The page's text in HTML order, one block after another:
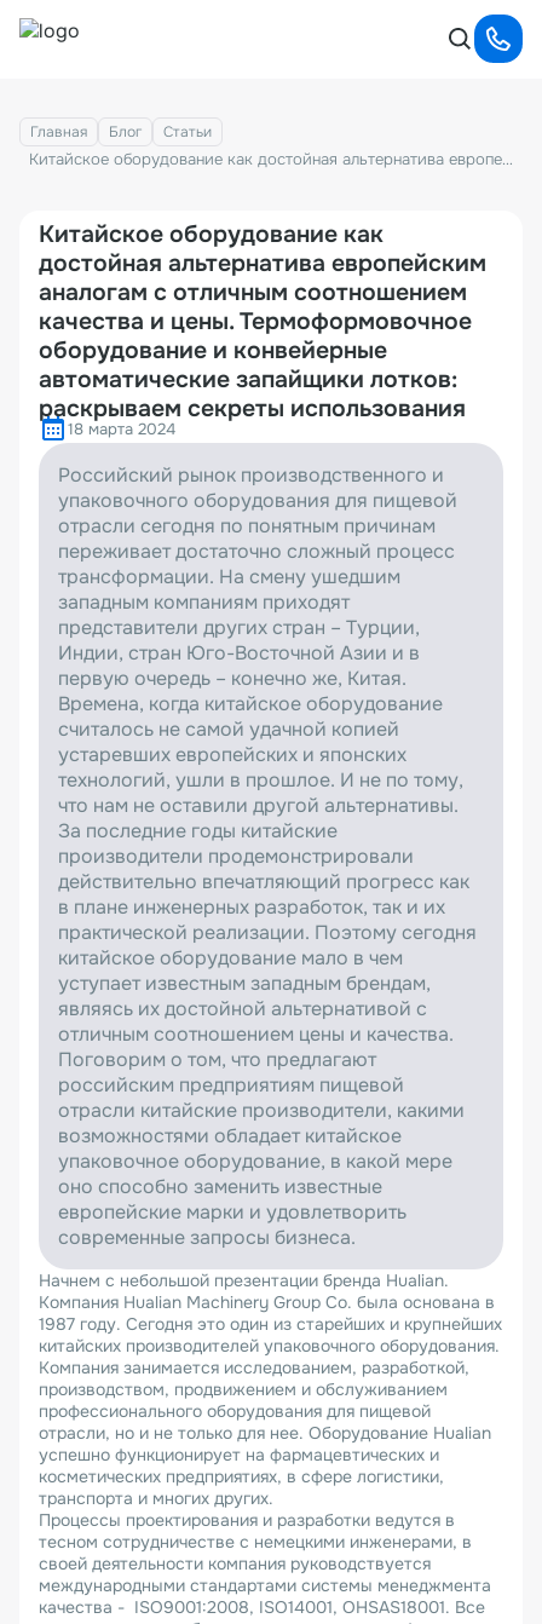
Главная Блог Статьи
Китайское оборудование как достойная альтернатива европейским аналогам с отличным соотношением качества и цены. Термоформовочное оборудование и конвейерные автоматические запайщики лотков: раскрываем секреты использования
Китайское оборудование как
достойная альтернатива европейским
аналогам с отличным соотношением
качества и цены. Термоформовочное
оборудование и конвейерные
автоматические запайщики лотков:
раскрываем секреты использования
18 марта 2024
Российский рынок производственного и
упаковочного оборудования для пищевой
отрасли сегодня по понятным причинам
переживает достаточно сложный процесс
трансформации. На смену ушедшим
западным компаниям приходят
представители других стран – Турции,
Индии, стран Юго-Восточной Азии и в
первую очередь – конечно же, Китая.
Времена, когда китайское оборудование
считалось не самой удачной копией
устаревших европейских и японских
технологий, ушли в прошлое. И не по тому,
что нам не оставили другой альтернативы.
За последние годы китайские
производители продемонстрировали
действительно впечатляющий прогресс как
в плане инженерных разработок, так и их
практической реализации. Поэтому сегодня
китайское оборудование мало в чем
уступает известным западным брендам,
являясь их достойной альтернативой с
отличным соотношением цены и качества.
Поговорим о том, что предлагают
российским предприятиям пищевой
отрасли китайские производители, какими
возможностями обладает китайское
упаковочное оборудование, в какой мере
оно способно заменить известные
европейские марки и удовлетворить
современные запросы бизнеса.
Начнем с небольшой презентации бренда Hualian.
Компания Hualian Machinery Group Co. была основана в
1987 году. Сегодня это один из старейших и крупнейших
китайских производителей упаковочного оборудования.
Компания занимается исследованием, разработкой,
производством, продвижением и обслуживанием
профессионального оборудования для пищевой
отрасли, но и не только для нее. Оборудование Hualian
успешно функционирует на фармацевтических и
косметических предприятиях, в сфере логистики,
транспорта и многих других.
Процессы проектирования и разработки ведутся в
тесном сотрудничестве с немецкими инженерами, в
своей деятельности компания руководствуется
международными стандартами системы менеджмента
качества - ISO9001:2008, ISO14001, OHSAS18001. Все